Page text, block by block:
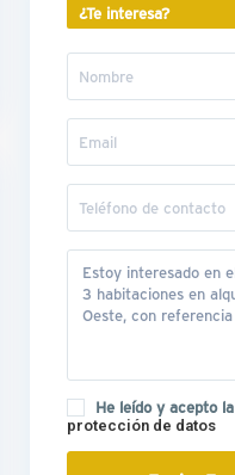
¿Te interesa?
He leído y acepto la
protección de datos